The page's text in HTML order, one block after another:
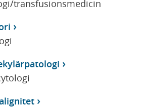
transfusionsmedicin